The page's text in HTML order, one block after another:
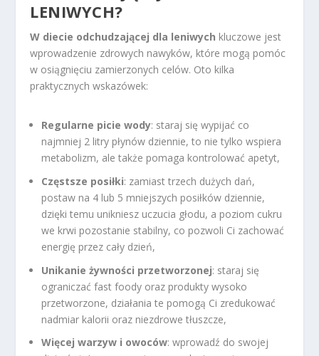
LENIWYCH?
W diecie odchudzającej dla leniwych kluczowe jest
wprowadzenie zdrowych nawyków, które mogą pomóc
w osiągnięciu zamierzonych celów. Oto kilka
praktycznych wskazówek:
Regularne picie wody: staraj się wypijać co
najmniej 2 litry płynów dziennie, to nie tylko wspiera
metabolizm, ale także pomaga kontrolować apetyt,
Częstsze posiłki: zamiast trzech dużych dań,
postaw na 4 lub 5 mniejszych posiłków dziennie,
dzięki temu unikniesz uczucia głodu, a poziom cukru
we krwi pozostanie stabilny, co pozwoli Ci zachować
energię przez cały dzień,
Unikanie żywności przetworzonej: staraj się
ograniczać fast foody oraz produkty wysoko
przetworzone, działania te pomogą Ci zredukować
nadmiar kalorii oraz niezdrowe tłuszcze,
Więcej warzyw i owoców: wprowadź do swojej